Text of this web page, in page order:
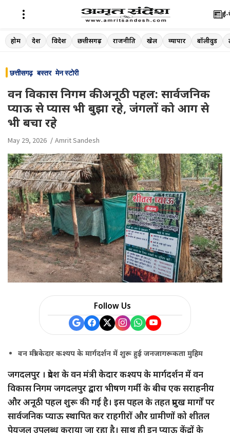
Skip
to
ई-
होम देश विदेश छत्तीसगढ़ राजनीति खेल व्यापार बॉलीवुड
छत्तीसगढ़ बस्तर मेन स्टोरी
वन विकास निगम की अनूठी पहल: सार्वजनिक
प्याऊ से प्यास भी बुझा रहे, जंगलों को आग से
भी बचा रहे
May 29, 2026 Amrit Sandesh
Follow Us
वन मंत्री केदार कश्यप के मार्गदर्शन में शुरू हुई जनजागरूकता मुहिम
जगदलपुर । प्रदेश के वन मंत्री केदार कश्यप के मार्गदर्शन में वन
विकास निगम जगदलपुर द्वारा भीषण गर्मी के बीच एक सराहनीय
और अनूठी पहल शुरू की गई है। इस पहल के तहत प्रमुख मार्गों पर
सार्वजनिक प्याऊ स्थापित कर राहगीरों और ग्रामीणों को शीतल
पेयजल उपलब्ध कराया जा रहा है। साथ ही इन प्याऊ केंद्रों के